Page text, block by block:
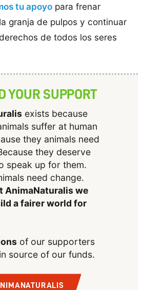
tu apoyopara frenar
granja de pulpos y continuar
de todos los seres
YOUR SUPPORT
exists because
suffer at human
they animals need
they deserve
speak up for them.
need change.
AnimaNaturalis we
a fairer world for
of our supporters
source of our funds.